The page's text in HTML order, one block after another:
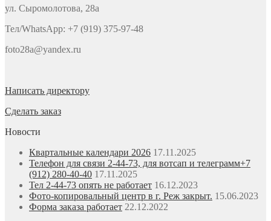
ул. Сыромолотова, 28а
Тел/WhatsApp: +7 (919) 375-97-48
foto28a@yandex.ru
Написать директору
Сделать заказ
Новости
Квартальные календари 2026 17.11.2025
Телефон для связи 2-44-73, для вотсап и телеграмм+7
(912) 280-40-40 17.11.2025
Тел 2-44-73 опять не работает 16.12.2023
Фото-копировальный центр в г. Реж закрыт. 15.06.2023
Форма заказа работает 22.12.2022